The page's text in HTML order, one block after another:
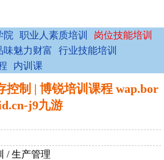
院 职业人素质培训
岗位技能培训
味魅力财富
行业技能培训
内训课
控制 | 博锐培训课程 wap.bor
j9九游
/ 生产管理